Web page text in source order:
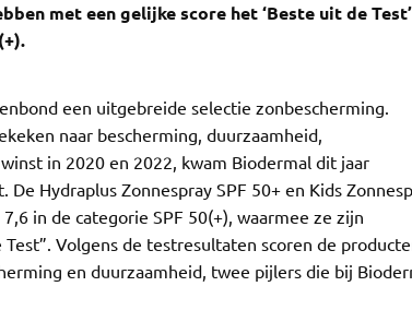
met een gelijke score het ‘Beste uit de
een uitgebreide selectie zonbescherming.
naar bescherming, duurzaamheid,
in 2020 en 2022, kwam Biodermal dit jaar
Hydraplus Zonnespray SPF 50+ en Kids
in de categorie SPF 50(+), waarmee ze zijn
Volgens de testresultaten scoren de
en duurzaamheid, twee pijlers die bij